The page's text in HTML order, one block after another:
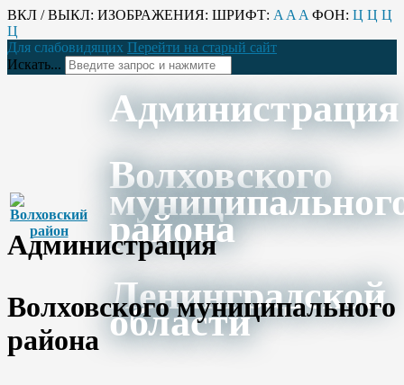
ВКЛ / ВЫКЛ: ИЗОБРАЖЕНИЯ: ШРИФТ: A A A ФОН: Ц Ц Ц
Ц
Для слабовидящих Перейти на старый сайт
Искать...
Администрация
Волховского
района
Ленинградской
области
Администрация
Волховского муниципального
района